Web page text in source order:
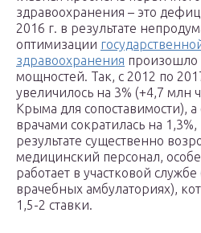
здравоохранения – это
2016 г. в результате
оптимизации
здравоохранения произошло
мощностей. Так, с 2012 по
увеличилось на 3% (+4,7 млн
Крыма для сопоставимости),
врачами сократилась на
результате существенно
медицинский персонал,
работает в участковой
врачебных амбулаториях),
1,5-2 ставки.